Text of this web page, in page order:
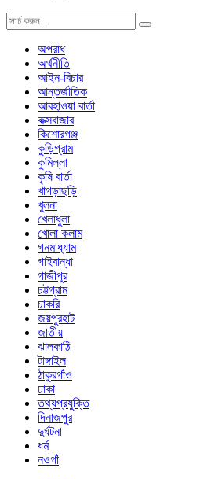
অপরাধ
অর্থনীতি
আইন-বিচার
আন্তর্জাতিক
আবহাওয়া বার্তা
কক্সবাজার
কিশোরগঞ্জ
কুড়িগ্রাম
কুমিল্লা
কৃষি বার্তা
খাগড়াছড়ি
খুলনা
খেলাধুলা
খোলা কলাম
গনমাধ্যাম
গাইবান্ধা
গাজীপুর
চট্টগ্রাম
চাকরি
জয়পুরহাট
জাতীয়
ঝালকাঠি
টাঙ্গাইল
ঠাকুরগাঁও
ঢাকা
তথ্যপ্রযুক্তি
দিনাজপুর
দুর্ঘটনা
ধর্ম
নওগাঁ